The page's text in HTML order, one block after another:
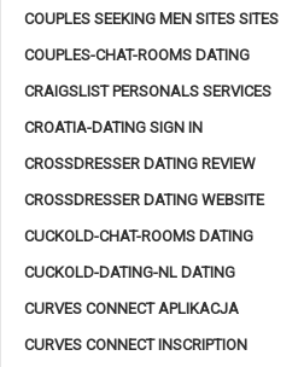
COUPLES SEEKING MEN SITES SITES
COUPLES-CHAT-ROOMS DATING
CRAIGSLIST PERSONALS SERVICES
CROATIA-DATING SIGN IN
CROSSDRESSER DATING REVIEW
CROSSDRESSER DATING WEBSITE
CUCKOLD-CHAT-ROOMS DATING
CUCKOLD-DATING-NL DATING
CURVES CONNECT APLIKACJA
CURVES CONNECT INSCRIPTION